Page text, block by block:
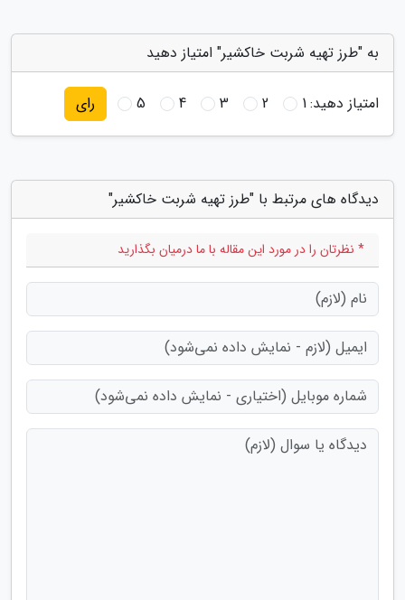
به "طرز تهیه شربت خاکشیر" امتیاز دهید
امتیاز دهید:1
2
3
4
5 رای
دیدگاه های مرتبط با "طرز تهیه شربت خاکشیر"
* نظرتان را در مورد این مقاله با ما درمیان بگذارید